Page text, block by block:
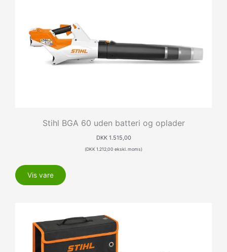
Stihl BGA 60 uden batteri og oplader
DKK1.515,00
(DKK 1.212,00 ekskl. moms)
Vis vare